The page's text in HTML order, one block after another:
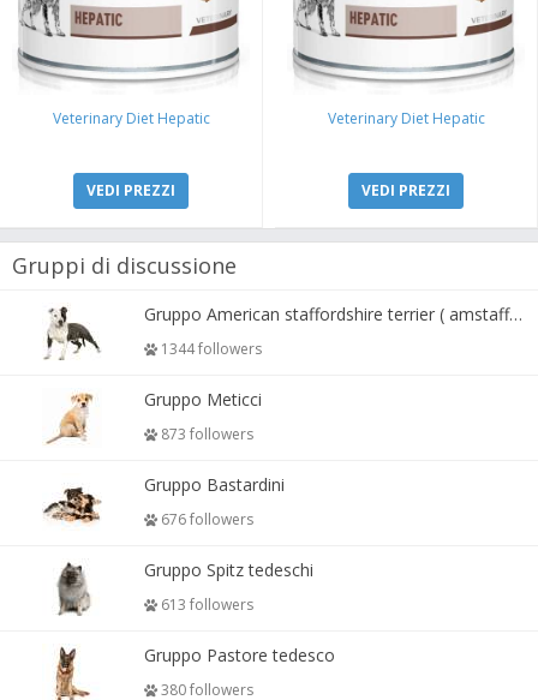
Veterinary Diet Hepatic
VEDI PREZZI
Veterinary Diet Hepatic
VEDI PREZZI
Gruppi di discussione
Gruppo American staffordshire terrier ( amstaff, amastaff )
1344 followers
Gruppo Meticci
873 followers
Gruppo Bastardini
676 followers
Gruppo Spitz tedeschi
613 followers
Gruppo Pastore tedesco
380 followers